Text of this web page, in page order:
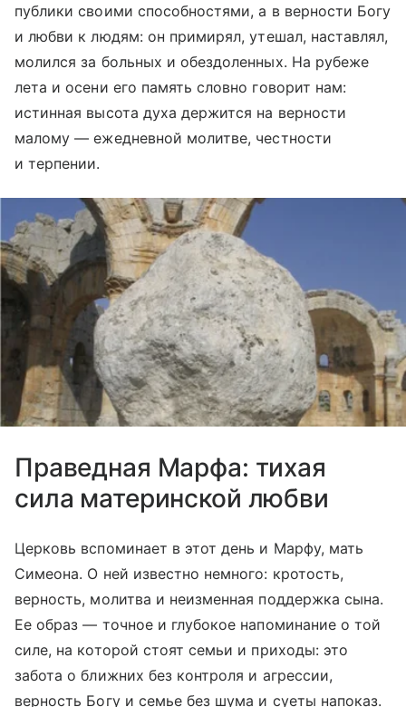
публики своими способностями, а в верности Богу
и любви к людям: он примирял, утешал, наставлял,
молился за больных и обездоленных. На рубеже
лета и осени его память словно говорит нам:
истинная высота духа держится на верности
малому — ежедневной молитве, честности
и терпении.
Праведная Марфа: тихая
сила материнской любви
Церковь вспоминает в этот день и Марфу, мать
Симеона. О ней известно немного: кротость,
верность, молитва и неизменная поддержка сына.
Ее образ — точное и глубокое напоминание о той
силе, на которой стоят семьи и приходы: это
забота о ближних без контроля и агрессии,
верность Богу и семье без шума и суеты напоказ.